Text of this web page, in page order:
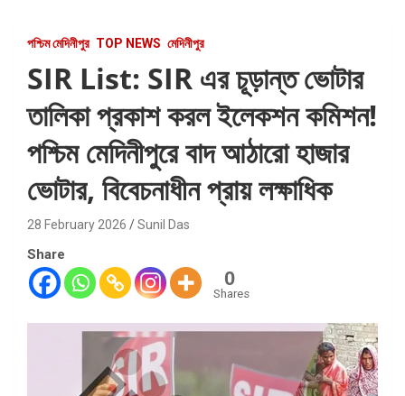
পশ্চিম মেদিনীপুর TOP NEWS মেদিনীপুর
SIR List: SIR এর চূড়ান্ত ভোটার
তালিকা প্রকাশ করল ইলেকশন কমিশন!
পশ্চিম মেদিনীপুরে বাদ আঠারো হাজার
ভোটার, বিবেচনাধীন প্রায় লক্ষাধিক
28 February 2026 Sunil Das
Share
0
Shares